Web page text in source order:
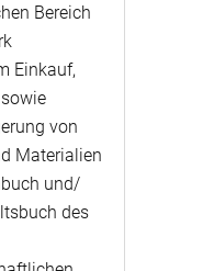
Bereich
Einkauf,
von
Materialien
und/
des